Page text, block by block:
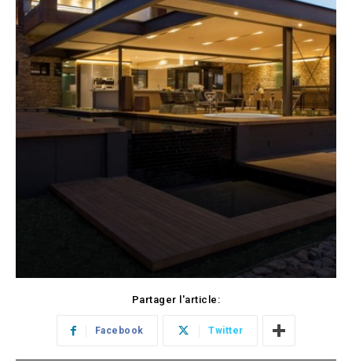
Partager l'article:
Facebook Twitter